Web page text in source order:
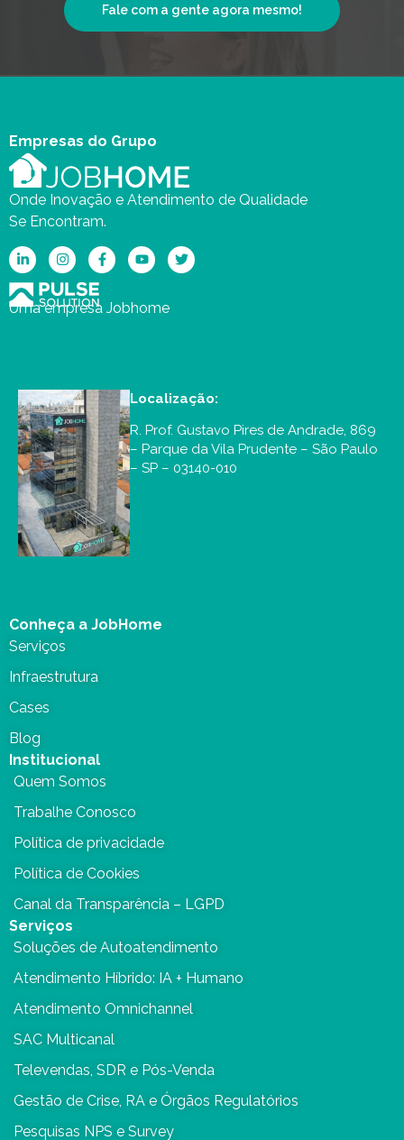
Fale com a gente agora mesmo!
Empresas do Grupo
Onde Inovação e Atendimento de Qualidade
Se Encontram.
Uma empresa Jobhome
Localização:
R. Prof. Gustavo Pires de Andrade, 869
– Parque da Vila Prudente – São Paulo
– SP – 03140-010
Conheça a JobHome
Serviços
Infraestrutura
Cases
Blog
Institucional
Quem Somos
Trabalhe Conosco
Política de privacidade
Política de Cookies
Canal da Transparência – LGPD
Serviços
Soluções de Autoatendimento
Atendimento Híbrido: IA + Humano
Atendimento Omnichannel
SAC Multicanal
Televendas, SDR e Pós-Venda
Gestão de Crise, RA e Órgãos Regulatórios
Pesquisas NPS e Survey